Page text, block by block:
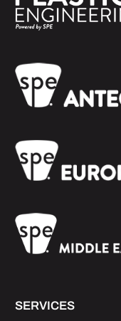
SERVICES